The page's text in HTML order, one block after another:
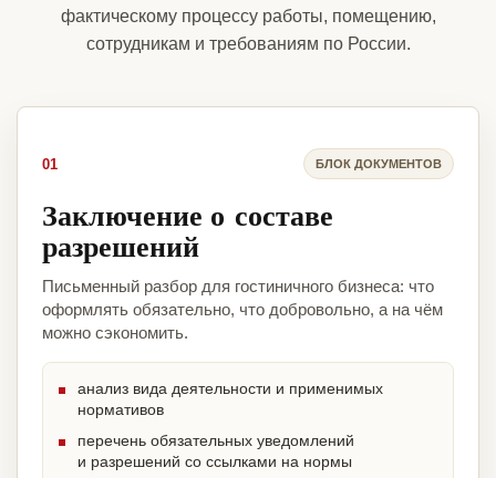
фактическому процессу работы, помещению,
сотрудникам и требованиям по России.
01 БЛОК ДОКУМЕНТОВ
Заключение о составе
разрешений
Письменный разбор для гостиничного бизнеса: что
оформлять обязательно, что добровольно, а на чём
можно сэкономить.
анализ вида деятельности и применимых
нормативов
перечень обязательных уведомлений
и разрешений со ссылками на нормы